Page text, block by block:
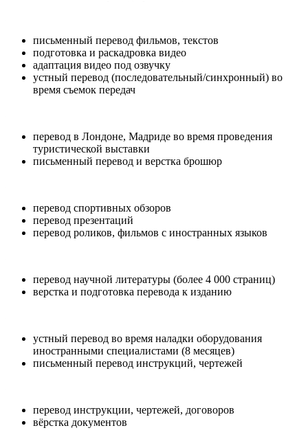
письменный перевод фильмов, текстов
подготовка и раскадровка видео
адаптация видео под озвучку
устный перевод (последовательный/синхронный) во
время съемок передач
перевод в Лондоне, Мадриде во время проведения
туристической выставки
письменный перевод и верстка брошюр
перевод спортивных обзоров
перевод презентаций
перевод роликов, фильмов с иностранных языков
перевод научной литературы (более 4 000 страниц)
верстка и подготовка перевода к изданию
устный перевод во время наладки оборудования
иностранными специалистами (8 месяцев)
письменный перевод инструкций, чертежей
перевод инструкции, чертежей, договоров
вёрстка документов